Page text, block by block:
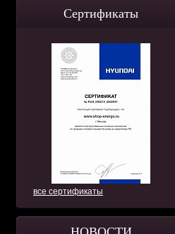
Сертификаты
все сертификаты